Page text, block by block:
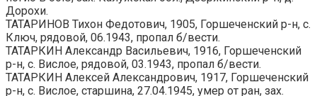
Дорохи.
ТАТАРИНОВ Тихон Федотович, 1905, Горшеченский р-н, с.
Ключ, рядовой, 06.1943, пропал б/вести.
ТАТАРКИН Александр Васильевич, 1916, Горшеченский
р-н, с. Вислое, рядовой, 03.1943, пропал б/вести.
ТАТАРКИН Алексей Александрович, 1917, Горшеченский
р-н, с. Вислое, старшина, 27.04.1945, умер от ран, зах.